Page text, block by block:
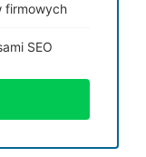
firmowych
SEO